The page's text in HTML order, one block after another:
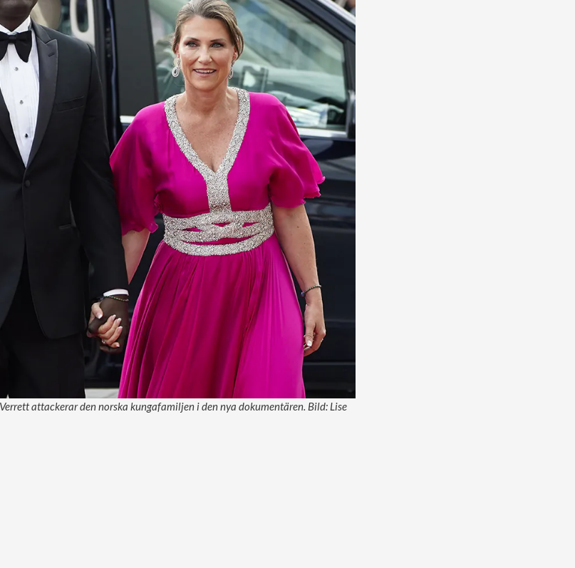
attackerar den norska kungafamiljen i den nya dokumentären. Bild: Lise